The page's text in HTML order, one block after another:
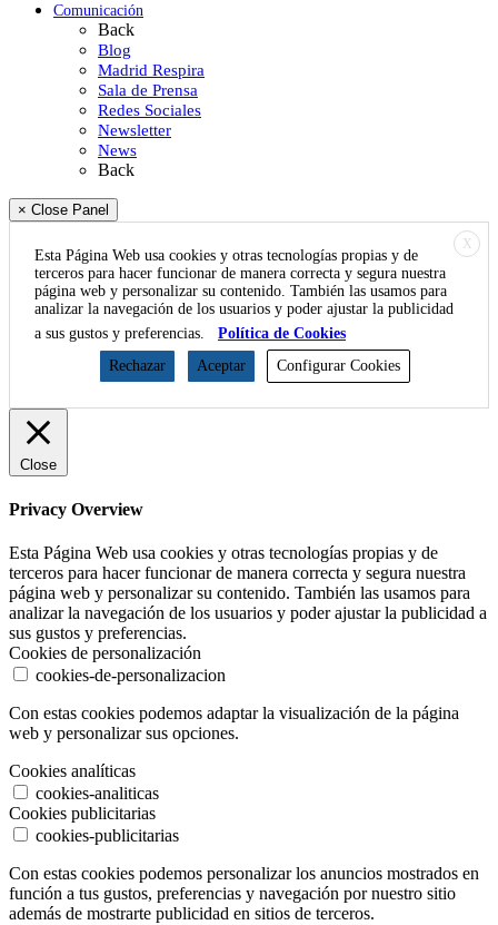
Comunicación
Back
Blog
Madrid Respira
Sala de Prensa
Redes Sociales
Newsletter
News
Back
× Close Panel
X
Esta Página Web usa cookies y otras tecnologías propias y de
terceros para hacer funcionar de manera correcta y segura nuestra
página web y personalizar su contenido. También las usamos para
analizar la navegación de los usuarios y poder ajustar la publicidad
a sus gustos y preferencias.
Política de Cookies
Rechazar
Aceptar Configurar Cookies
Close
Privacy Overview
Esta Página Web usa cookies y otras tecnologías propias y de
terceros para hacer funcionar de manera correcta y segura nuestra
página web y personalizar su contenido. También las usamos para
analizar la navegación de los usuarios y poder ajustar la publicidad a
sus gustos y preferencias.
Cookies de personalización
cookies-de-personalizacion
Con estas cookies podemos adaptar la visualización de la página
web y personalizar sus opciones.
Cookies analíticas
cookies-analiticas
Cookies publicitarias
cookies-publicitarias
Con estas cookies podemos personalizar los anuncios mostrados en
función a tus gustos, preferencias y navegación por nuestro sitio
además de mostrarte publicidad en sitios de terceros.